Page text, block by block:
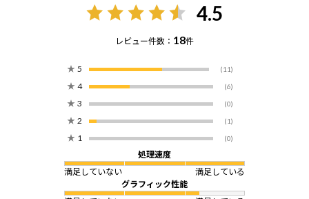
4.5
レビュー件数： 18件
★ 5 (11)
★ 4 (6)
★ 3 (0)
★ 2 (1)
★ 1 (0)
処理速度
満足していない
満足している
グラフィック性能